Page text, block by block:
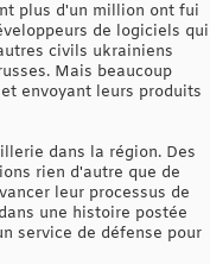
plus d'un million ont fui
de logiciels qui
civils ukrainiens
Mais beaucoup
envoyant leurs produits
dans la région. Des
rien d'autre que de
leur processus de
une histoire postée
service de défense pour